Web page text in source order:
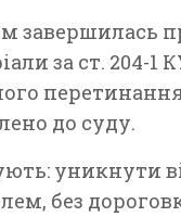
завершилась
за ст. 204-1
до суду.
уникнути
без